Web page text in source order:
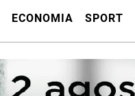
ECONOMIA SPORT